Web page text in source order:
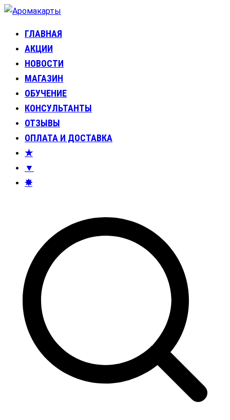
Перейти
содержимому
Аромакарты
Психологические эфирные карты • Аромапсихология
ГЛАВНАЯ
АКЦИИ
НОВОСТИ
МАГАЗИН
ОБУЧЕНИЕ
КОНСУЛЬТАНТЫ
ОТЗЫВЫ
ОПЛАТА И ДОСТАВКА
★
▼
✸